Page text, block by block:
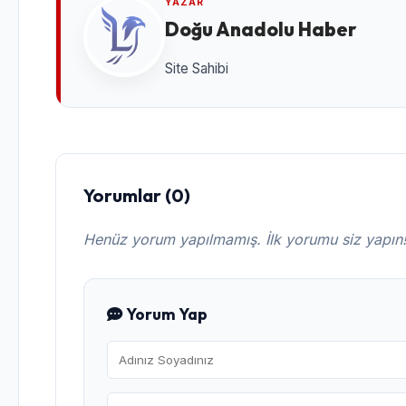
YAZAR
Doğu Anadolu Haber
Site Sahibi
Yorumlar (0)
Henüz yorum yapılmamış. İlk yorumu siz yapın!
Yorum Yap